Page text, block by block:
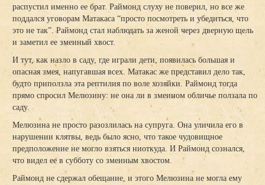
распустил именно ее брат. Раймонд слуху не поверил, но все же
поддался уговорам Матакаса “просто посмотреть и убедиться, что
это не так”. Раймонд стал наблюдать за женой через дверную щель
и заметил ее змеиный хвост.
И тут, как назло в саду, где играли дети, появилась большая и
опасная змея, напугавшая всех. Матакас же представил дело так,
будто приползла эта рептилия по воле хозяйки. Раймонд тогда
прямо спросил Мелюзину: не она ли в змеином обличье ползала по
саду.
Мелюзина не просто разозлилась на супруга. Она уличила его в
нарушении клятвы, ведь было ясно, что такое чудовищное
предположение не могло взяться ниоткуда. И Раймонд сознался,
что видел ее в субботу со змеиным хвостом.
Раймонд не сдержал обещание, и этого Мелюзина не могла ему